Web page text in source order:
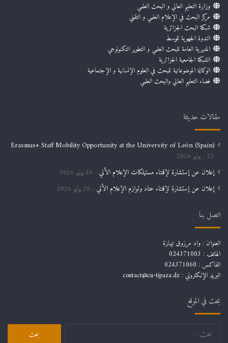
وزارة التعليم العالي و البحث العلمي
مركز البحث في الإعلام العلمي و التقني
شبكة البحث الجزائرية
الندوة الجهوية للوسط
المديرية العامة للبحث العلمي و التطوير التكنولوجي
الشبكة الجامعية الجزائرية
الوكالة الموضوعاتية للبحث في العلوم الإنسانية و الإجتماعية
فضاء التعليم العالي والبحث العلمي
مقالات حديثة
Erasmus+ Staff Mobility Opportunity at the University of León (Spain)
22 يوليو 2026
إعلان عن إستشارة لإقتناء مستهلكات الإعلام الألي 20 يوليو 2026
إعلان عن إستشارة لإقتناء عتاد ولوازم الإعلام الألي 20 يوليو 2026
اتصل بنا
العنوان : واد مرزوق تيبازة
الهاتف : 024371003
الفاكس : 024371060
البريد الإلكتروني : contact@cu-tipaza.dz
بحث في الموقع